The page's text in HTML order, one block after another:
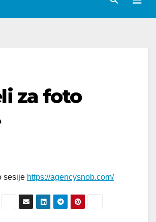
za foto
sesije https://agencysnob.com/